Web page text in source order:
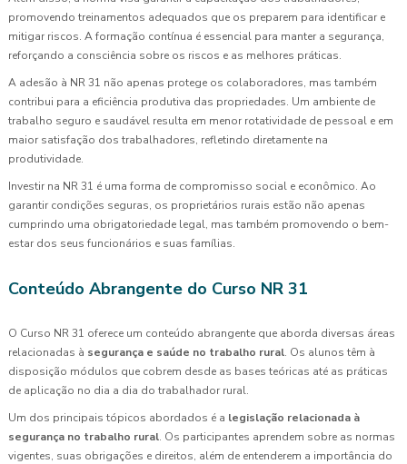
promovendo treinamentos adequados que os preparem para identificar e
mitigar riscos. A formação contínua é essencial para manter a segurança,
reforçando a consciência sobre os riscos e as melhores práticas.
A adesão à NR 31 não apenas protege os colaboradores, mas também
contribui para a eficiência produtiva das propriedades. Um ambiente de
trabalho seguro e saudável resulta em menor rotatividade de pessoal e em
maior satisfação dos trabalhadores, refletindo diretamente na
produtividade.
Investir na NR 31 é uma forma de compromisso social e econômico. Ao
garantir condições seguras, os proprietários rurais estão não apenas
cumprindo uma obrigatoriedade legal, mas também promovendo o bem-
estar dos seus funcionários e suas famílias.
Conteúdo Abrangente do Curso NR 31
O Curso NR 31 oferece um conteúdo abrangente que aborda diversas áreas
relacionadas à segurança e saúde no trabalho rural. Os alunos têm à
disposição módulos que cobrem desde as bases teóricas até as práticas
de aplicação no dia a dia do trabalhador rural.
Um dos principais tópicos abordados é a legislação relacionada à
segurança no trabalho rural. Os participantes aprendem sobre as normas
vigentes, suas obrigações e direitos, além de entenderem a importância do